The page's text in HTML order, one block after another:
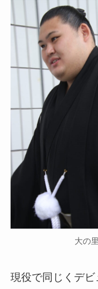
大の里
現役で同じくデ